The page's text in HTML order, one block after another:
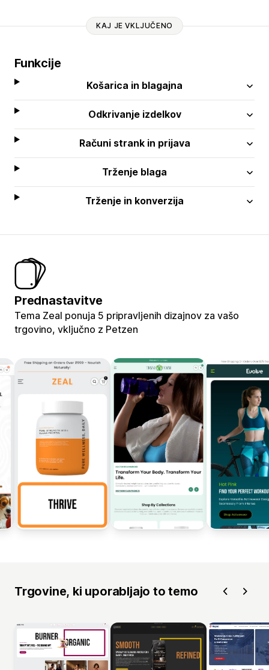
KAJ JE VKLJUČENO
Funkcije
Košarica in blagajna
Odkrivanje izdelkov
Računi strank in prijava
Trženje blaga
Trženje in konverzija
Prednastavitve
Tema Zeal ponuja 5 pripravljenih dizajnov za vašo
trgovino, vključno z Petzen
Trgovine, ki uporabljajo to temo